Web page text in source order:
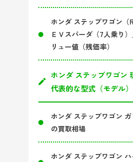
ホンダ ステップワゴン（
ＥＶスパーダ（7人乗り
リュー値（残価率）
ホンダ ステップワゴン
代表的な型式（モデル
ホンダ ステップワゴン
の買取相場
ホンダ ステップワゴン